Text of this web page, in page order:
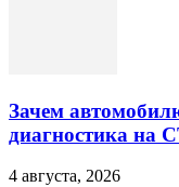
Зачем
диагностика на
4 августа, 2026